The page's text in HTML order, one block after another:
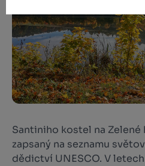
Santiniho kostel na
zapsaný na seznamu
dědictví UNESCO. V